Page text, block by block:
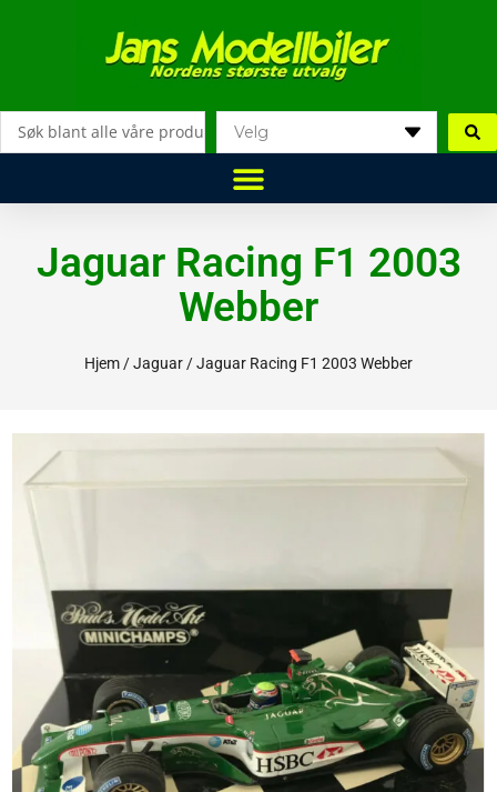
Jaguar Racing F1 2003
Webber
Hjem /Jaguar / Jaguar Racing F1 2003 Webber